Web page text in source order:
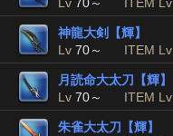
神龍大剣【輝】
Lv 70～ ITEM Lv
月読命大太刀【輝】
Lv 70～ ITEM Lv
朱雀大太刀【輝】